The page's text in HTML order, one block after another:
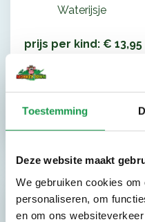
Toestemming
Deze website maakt
We gebruiken cookies
personaliseren, om
en om ons
Waterijsje
prijs per kind: € 13,95
Minimaal 15 kinderen.